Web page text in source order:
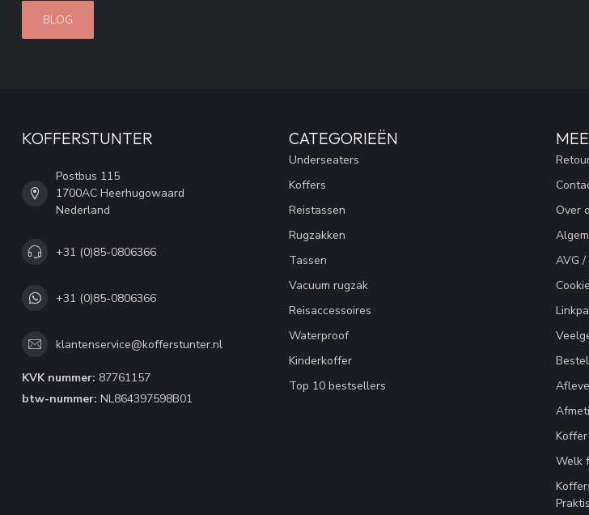
BLOG
KOFFERSTUNTER
Postbus 115
1700AC Heerhugowaard
Nederland
+31 (0)85-0806366
+31 (0)85-0806366
klantenservice@kofferstunter.nl
KVK nummer: 87761157
btw-nummer: NL864397598B01
CATEGORIEËN
Underseaters
Koffers
Reistassen
Rugzakken
Tassen
Vacuum rugzak
Reisaccessoires
Waterproof
Kinderkoffer
Top 10 bestsellers
Over
AVG
Welk